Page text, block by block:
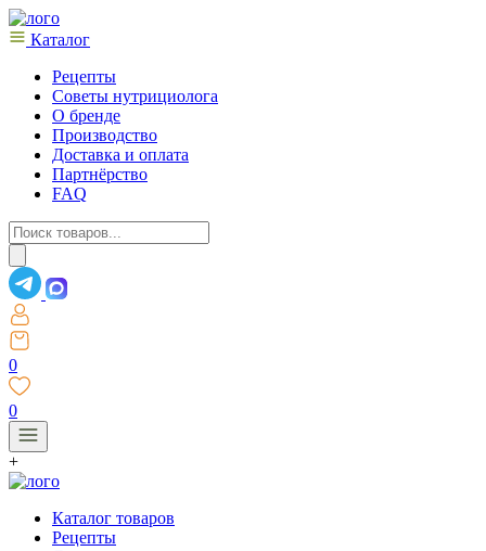
Каталог
Рецепты
Советы нутрициолога
О бренде
Производство
Доставка и оплата
Партнёрство
FAQ
Поиск
товаров
0
0
+
Каталог товаров
Рецепты